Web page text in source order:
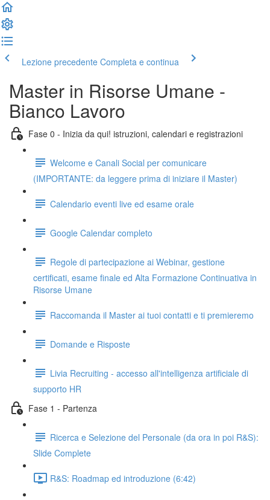
Lezione precedente Completa e continua
Master in Risorse Umane -
Bianco Lavoro
Fase 0 - Inizia da qui! istruzioni, calendari e registrazioni
Welcome e Canali Social per comunicare
(IMPORTANTE: da leggere prima di iniziare il Master)
Calendario eventi live ed esame orale
Google Calendar completo
Regole di partecipazione ai Webinar, gestione
certificati, esame finale ed Alta Formazione Continuativa in
Risorse Umane
Raccomanda il Master ai tuoi contatti e ti premieremo
Domande e Risposte
Livia Recruiting - accesso all'intelligenza artificiale di
supporto HR
Fase 1 - Partenza
Ricerca e Selezione del Personale (da ora in poi R&S):
Slide Complete
R&S: Roadmap ed introduzione (6:42)